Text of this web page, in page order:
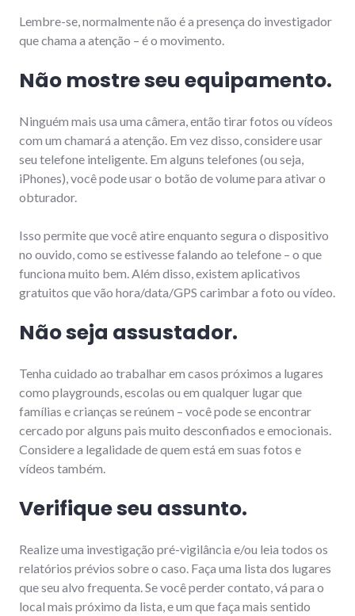
Lembre-se, normalmente não é a presença do investigador
que chama a atenção – é o movimento.
Não mostre seu equipamento.
Ninguém mais usa uma câmera, então tirar fotos ou vídeos
com um chamará a atenção. Em vez disso, considere usar
seu telefone inteligente. Em alguns telefones (ou seja,
iPhones), você pode usar o botão de volume para ativar o
obturador.
Isso permite que você atire enquanto segura o dispositivo
no ouvido, como se estivesse falando ao telefone – o que
funciona muito bem. Além disso, existem aplicativos
gratuitos que vão hora/data/GPS carimbar a foto ou vídeo.
Não seja assustador.
Tenha cuidado ao trabalhar em casos próximos a lugares
como playgrounds, escolas ou em qualquer lugar que
famílias e crianças se reúnem – você pode se encontrar
cercado por alguns pais muito desconfiados e emocionais.
Considere a legalidade de quem está em suas fotos e
vídeos também.
Verifique seu assunto.
Realize uma investigação pré-vigilância e/ou leia todos os
relatórios prévios sobre o caso. Faça uma lista dos lugares
que seu alvo frequenta. Se você perder contato, vá para o
local mais próximo da lista, e um que faça mais sentido